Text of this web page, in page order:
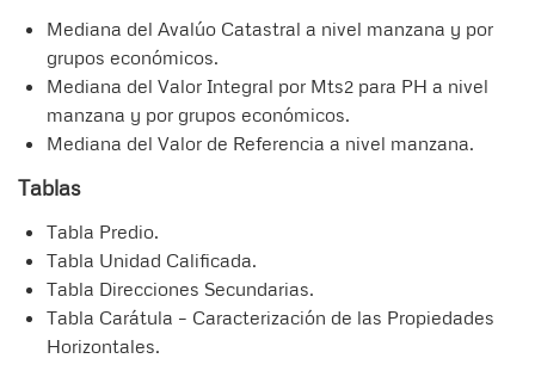
Mediana del Avalúo Catastral a nivel manzana y por
grupos económicos.
Mediana del Valor Integral por Mts2 para PH a nivel
manzana y por grupos económicos.
Mediana del Valor de Referencia a nivel manzana.
Tablas
Tabla Predio.
Tabla Unidad Calificada.
Tabla Direcciones Secundarias.
Tabla Carátula – Caracterización de las Propiedades
Horizontales.